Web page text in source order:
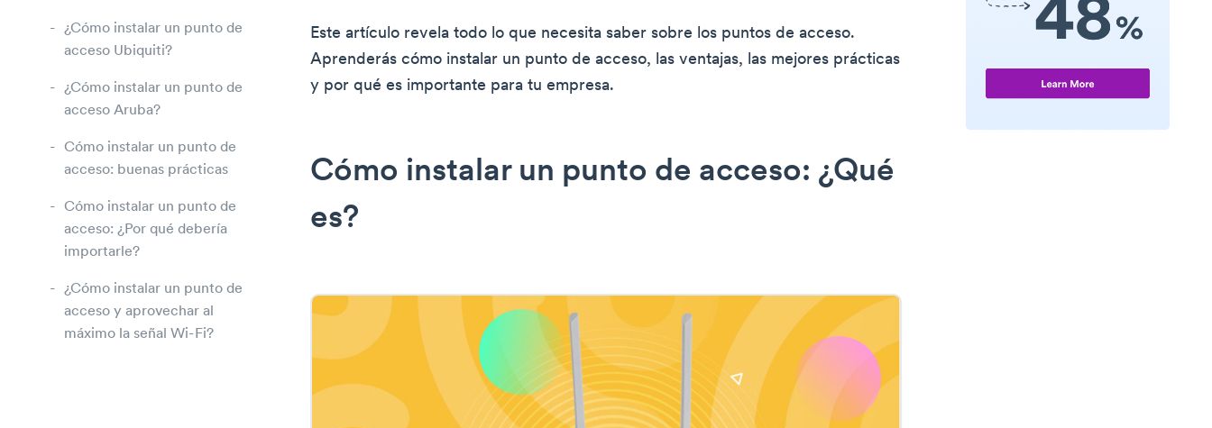
¿Cómo instalar un punto de
acceso Ubiquiti?
¿Cómo instalar un punto de
acceso Aruba?
Cómo instalar un punto de
acceso: buenas prácticas
Cómo instalar un punto de
acceso: ¿Por qué debería
importarle?
¿Cómo instalar un punto de
acceso y aprovechar al
máximo la señal Wi-Fi?
Este artículo revela todo lo que necesita saber sobre los puntos de acceso.
Aprenderás cómo instalar un punto de acceso, las ventajas, las mejores prácticas
y por qué es importante para tu empresa.
Cómo instalar un punto de acceso: ¿Qué
es?